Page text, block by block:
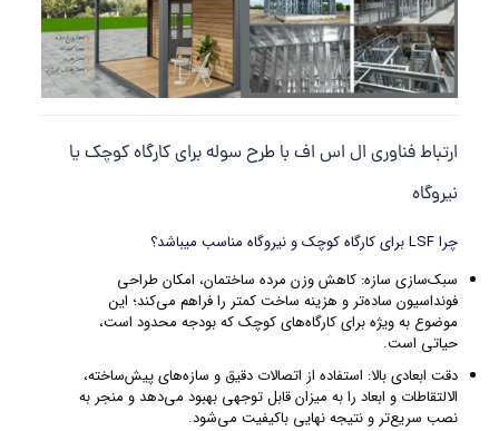
ارتباط فناوری ال اس اف با طرح سوله برای کارگاه کوچک یا
نیروگاه
چرا LSF برای کارگاه کوچک و نیروگاه مناسب میباشد؟
سبک‌سازی سازه: کاهش وزن مرده ساختمان، امکان طراحی
فونداسیون ساده‌تر و هزینه ساخت کمتر را فراهم می‌کند؛ این
موضوع به ویژه برای کارگاه‌های کوچک که بودجه محدود است،
حیاتی است.
دقت ابعادی بالا: استفاده از اتصالات دقیق و سازه‌های پیش‌ساخته،
الالتقاطات و ابعاد را به میزان قابل توجهی بهبود می‌دهد و منجر به
نصب سریع‌تر و نتیجه نهایی باکیفیت می‌شود.